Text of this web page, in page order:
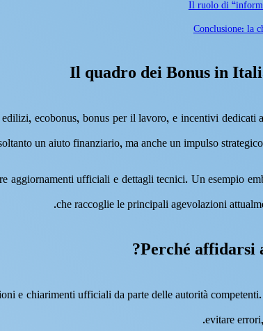
Il ruolo di
Conclusione: la
Il quadro dei Bonus in
ecobonus, bonus per il lavoro, e incentivi dedicati
un aiuto finanziario, ma anche un impulso
ufficiali e dettagli tecnici. Un esempio
che raccoglie le principali agevolazioni
Perché affidarsi
e chiarimenti ufficiali da parte delle autorità
evitare